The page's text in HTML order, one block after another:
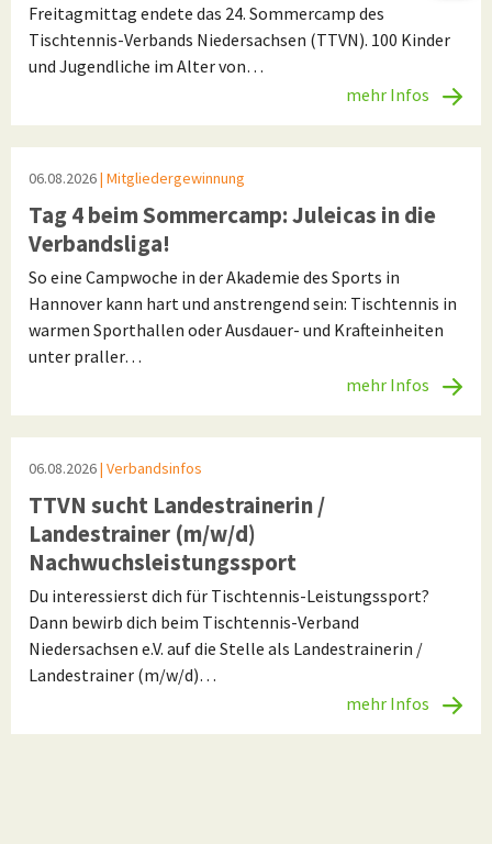
Freitagmittag endete das 24. Sommercamp des
Tischtennis-Verbands Niedersachsen (TTVN). 100 Kinder
und Jugendliche im Alter von…
mehr Infos
06.08.2026| Mitgliedergewinnung
Tag 4 beim Sommercamp: Juleicas in die
Verbandsliga!
So eine Campwoche in der Akademie des Sports in
Hannover kann hart und anstrengend sein: Tischtennis in
warmen Sporthallen oder Ausdauer- und Krafteinheiten
unter praller…
mehr Infos
06.08.2026| Verbandsinfos
TTVN sucht Landestrainerin /
Landestrainer (m/w/d)
Nachwuchsleistungssport
Du interessierst dich für Tischtennis-Leistungssport?
Dann bewirb dich beim Tischtennis-Verband
Niedersachsen e.V. auf die Stelle als Landestrainerin /
Landestrainer (m/w/d)…
mehr Infos